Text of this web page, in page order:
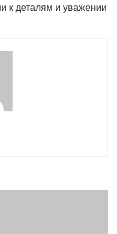
к деталям и уважении